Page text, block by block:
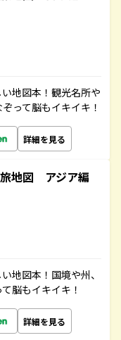
地図本！観光名所や
って脳もイキイキ！
詳細を見る
地図 アジア編
地図本！国境や州、
脳もイキイキ！
詳細を見る